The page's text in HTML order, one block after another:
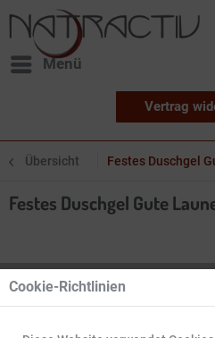
Menü
Vertrag
Übersicht Festes Duschgel
Festes Duschgel Gute
Cookie-Richtlinien